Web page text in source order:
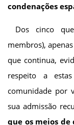
condenações
Dos cinco
membros),
que continua,
respeito a
comunidade por
sua admissão
que os meios de